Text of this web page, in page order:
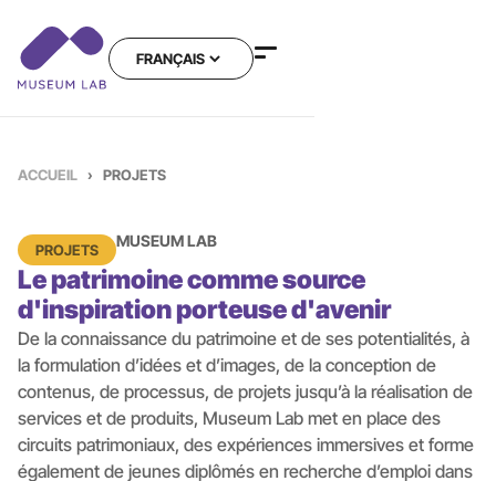
ACCUEIL › PROJETS
PROJETS MUSEUM LAB
Le patrimoine comme source
d'inspiration porteuse d'avenir
De la connaissance du patrimoine et de ses potentialités, à
la formulation d’idées et d’images, de la conception de
contenus, de processus, de projets jusqu’à la réalisation de
services et de produits, Museum Lab met en place des
circuits patrimoniaux, des expériences immersives et forme
également de jeunes diplômés en recherche d’emploi dans